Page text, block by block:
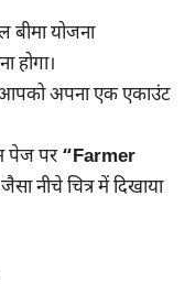
योजना
होगा।
अपना एक एकाउंट
पेज पर“Farmer
नीचे चित्र में दिखाया